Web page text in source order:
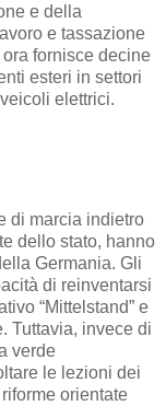
e della
e tassazione
fornisce decine
esteri in settori
elettrici.
di marcia indietro
dello stato, hanno
Germania. Gli
di reinventarsi
“Mittelstand” e
Tuttavia, invece di
verde
le lezioni dei
orientate